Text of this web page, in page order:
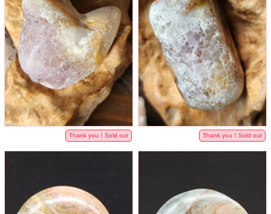
Thank you！Sold out Thank you！Sold out